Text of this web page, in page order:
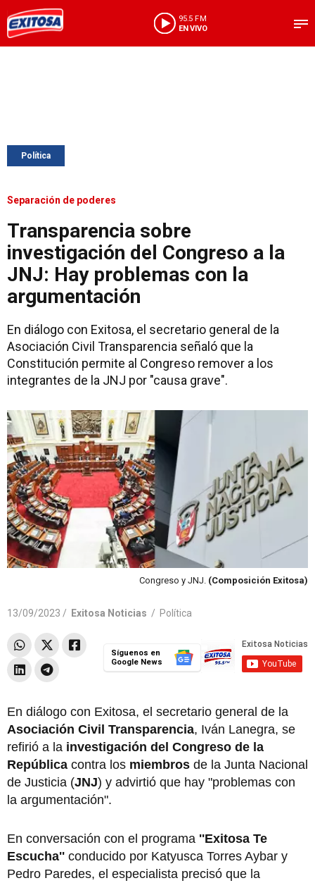
95.5 FM
EN VIVO
Política
Separación de poderes
Transparencia sobre
investigación del Congreso a la
JNJ: Hay problemas con la
argumentación
En diálogo con Exitosa, el secretario general de la
Asociación Civil Transparencia señaló que la
Constitución permite al Congreso remover a los
integrantes de la JNJ por "causa grave".
Congreso y JNJ. (Composición Exitosa)
13/09/2023 / Exitosa Noticias / Política
Síguenos en
Google News
En diálogo con Exitosa, el secretario general de la
Asociación Civil Transparencia, Iván Lanegra, se
refirió a la investigación del Congreso de la
República contra los miembros de la Junta Nacional
de Justicia (JNJ) y advirtió que hay "problemas con
la argumentación".
En conversación con el programa ''Exitosa Te
Escucha'' conducido por Katyusca Torres Aybar y
Pedro Paredes, el especialista precisó que la